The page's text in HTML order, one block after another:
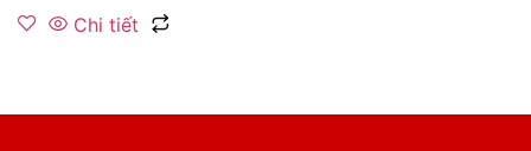
Chi tiết